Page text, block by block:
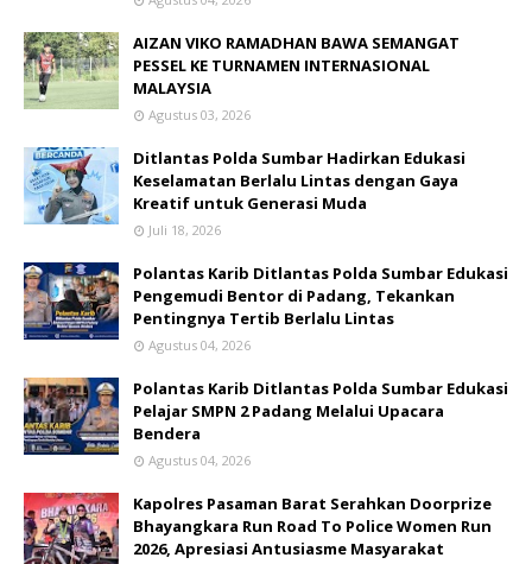
AIZAN VIKO RAMADHAN BAWA SEMANGAT
PESSEL KE TURNAMEN INTERNASIONAL
MALAYSIA
Agustus 03, 2026
Ditlantas Polda Sumbar Hadirkan Edukasi
Keselamatan Berlalu Lintas dengan Gaya
Kreatif untuk Generasi Muda
Juli 18, 2026
Polantas Karib Ditlantas Polda Sumbar Edukasi
Pengemudi Bentor di Padang, Tekankan
Pentingnya Tertib Berlalu Lintas
Agustus 04, 2026
Polantas Karib Ditlantas Polda Sumbar Edukasi
Pelajar SMPN 2 Padang Melalui Upacara
Bendera
Agustus 04, 2026
Kapolres Pasaman Barat Serahkan Doorprize
Bhayangkara Run Road To Police Women Run
2026, Apresiasi Antusiasme Masyarakat